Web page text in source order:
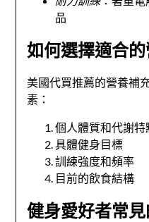
品
如何選擇適合
美國代買推薦的營養補
素：
個人體質和代謝特
具體健身目標
訓練強度和頻率
目前的飲食結構
健身愛好者常